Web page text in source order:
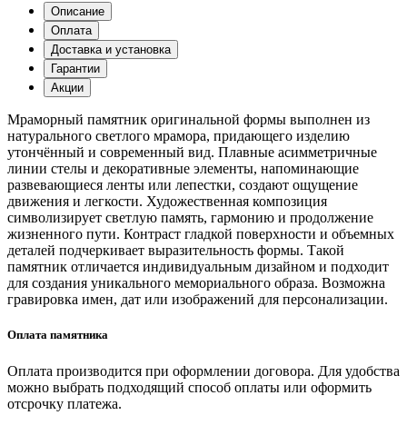
Описание
Оплата
Доставка и установка
Гарантии
Акции
Мраморный памятник оригинальной формы выполнен из
натурального светлого мрамора, придающего изделию
утончённый и современный вид. Плавные асимметричные
линии стелы и декоративные элементы, напоминающие
развевающиеся ленты или лепестки, создают ощущение
движения и легкости. Художественная композиция
символизирует светлую память, гармонию и продолжение
жизненного пути. Контраст гладкой поверхности и объемных
деталей подчеркивает выразительность формы. Такой
памятник отличается индивидуальным дизайном и подходит
для создания уникального мемориального образа. Возможна
гравировка имен, дат или изображений для персонализации.
Оплата памятника
Оплата производится при оформлении договора. Для удобства
можно выбрать подходящий способ оплаты или оформить
отсрочку платежа.